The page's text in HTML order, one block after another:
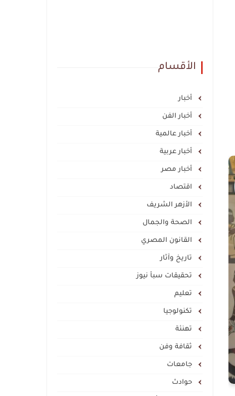
الأقسام
أخبار
أخبار الفن
أخبار عالمية
أخبار عربية
أخبار مصر
اقتصاد
الأزهر الشريف
الصحة والجمال
القانون المصري
تاريخ وآثار
تحقيقات سبأ نيوز
تعليم
تكنولوجيا
تهنئة
ثقافة وفن
جامعات
حوادث